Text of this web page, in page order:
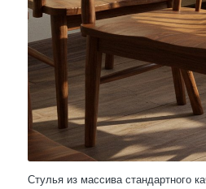
Стулья из массива стандартного